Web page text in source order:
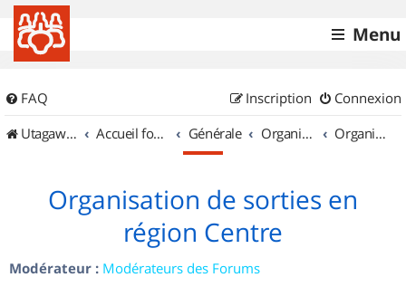
Menu
FAQ Connexion
Inscription
UtagawaVTT (Randos VTT et VTTAE avec traces GPS)
Accueil forum Générale Organisation de sorties & Recherche de partenaires Organisation de sorties en région Centre
Organisation de sorties en
région Centre
Modérateur : Modérateurs des Forums